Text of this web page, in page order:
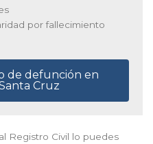
por fallecimiento
de defunción en
Cruz
Registro Civil lo puedes